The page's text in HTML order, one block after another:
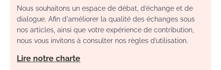
Nous souhaitons un espace de débat, d’échange et de
dialogue. Afin d'améliorer la qualité des échanges sous
nos articles, ainsi que votre expérience de contribution,
nous vous invitons à consulter nos règles d’utilisation.
Lire notre charte